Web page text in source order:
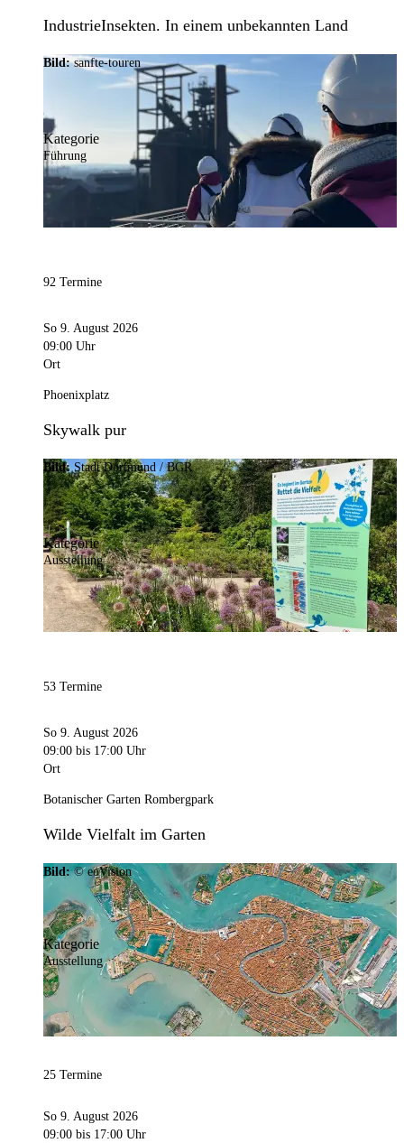
IndustrieInsekten. In einem unbekannten Land
Bild:sanfte-touren
Kategorie
Führung
92 Termine
So 9. August 2026
09:00 Uhr
Ort
Phoenixplatz
Skywalk pur
Bild: Stadt Dortmund / BGR
Kategorie
Ausstellung
53 Termine
So 9. August 2026
09:00 bis 17:00 Uhr
Ort
Botanischer Garten Rombergpark
Wilde Vielfalt im Garten
Bild:© eoVision
Kategorie
Ausstellung
25 Termine
So 9. August 2026
09:00 bis 17:00 Uhr